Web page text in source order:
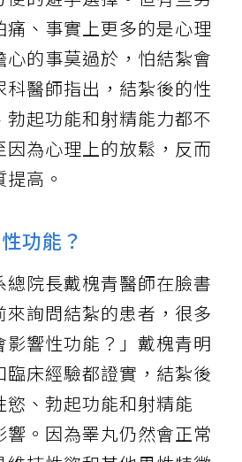
痛、事實上更多的是心理
的事莫過於，怕結紮會
科醫師指出，結紮後的性
勃起功能和射精能力都不
為心理上的放鬆，反而
提高。
功能？
院長戴槐青醫師在臉書
詢問結紮的患者，很多
影響性功能？」戴槐青明
臨床經驗都證實，結紮後
、勃起功能和射精能
響。因為睪丸仍然會正常